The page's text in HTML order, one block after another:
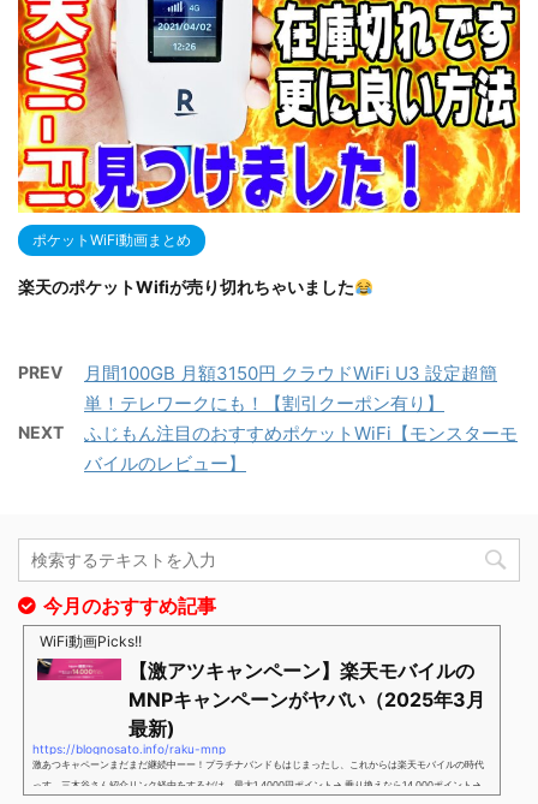
ポケットWiFi動画まとめ
楽天のポケットWifiが売り切れちゃいました
PREV
月間100GB 月額3150円 クラウドWiFi U3 設定超簡
単！テレワークにも！【割引クーポン有り】
NEXT
ふじもん注目のおすすめポケットWiFi【モンスターモ
バイルのレビュー】
今月のおすすめ記事
WiFi動画Picks!!
【激アツキャンペーン】楽天モバイルの
MNPキャンペーンがヤバい（2025年3月
最新)
https://blognosato.info/raku-mnp
激あつキャペーンまだまだ継続中ーー！プラチナバンドもはじまったし、これからは楽天モバイルの時代
っす。三木谷さん紹介リンク経由をするだけ。最大1,4000円ポイント→ 乗り換えなら14,000ポイント→